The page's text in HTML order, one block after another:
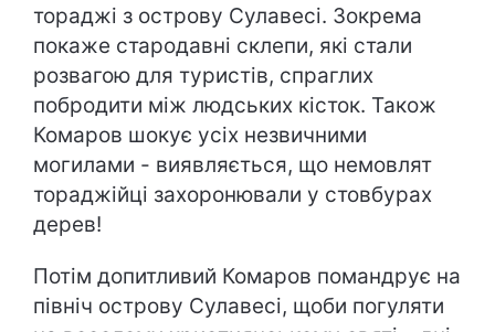
тораджі з острову Сулавесі. Зокрема
покаже стародавні склепи, які стали
розвагою для туристів, спраглих
побродити між людських кісток. Також
Комаров шокує усіх незвичними
могилами - виявляється, що немовлят
тораджійці захоронювали у стовбурах
дерев!
Потім допитливий Комаров помандрує на
північ острову Сулавесі, щоби погуляти